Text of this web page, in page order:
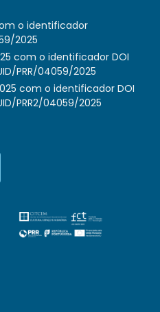
o identificador
2025
com o identificador DOI
PRR/04059/2025
com o identificador DOI
PRR2/04059/2025